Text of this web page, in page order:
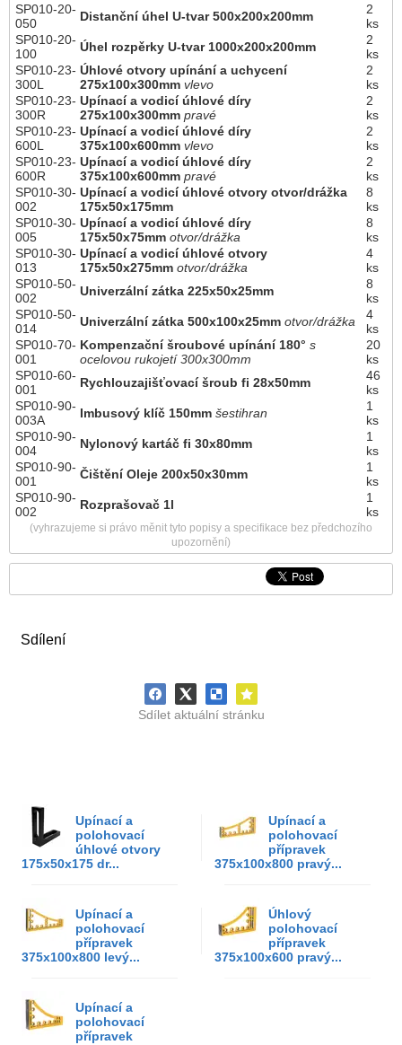
Sdílení
Sdílet aktuální stránku
Upínací a
polohovací
úhlové otvory
175x50x175 dr...
Upínací a
polohovací
přípravek
375x100x800 pravý...
Upínací a
polohovací
přípravek
375x100x800 levý...
Úhlový
polohovací
přípravek
375x100x600 pravý...
Upínací a
polohovací
přípravek
SP010-20-
050
Distanční úhel U-tvar 500x200x200mm
2
ks
SP010-20-
100
Úhel rozpěrky U-tvar 1000x200x200mm
2
ks
SP010-23-
300L
Úhlové otvory upínání a uchycení
275x100x300mm vlevo
2
ks
SP010-23-
300R
Upínací a vodicí úhlové díry
275x100x300mm pravé
2
ks
SP010-23-
600L
Upínací a vodicí úhlové díry
375x100x600mm vlevo
2
ks
SP010-23-
600R
Upínací a vodicí úhlové díry
375x100x600mm pravé
2
ks
SP010-30-
002
Upínací a vodicí úhlové otvory otvor/drážka
175x50x175mm
8
ks
SP010-30-
005
Upínací a vodicí úhlové díry
175x50x75mm otvor/drážka
8
ks
SP010-30-
013
Upínací a vodicí úhlové otvory
175x50x275mm otvor/drážka
4
ks
SP010-50-
002
Univerzální zátka 225x50x25mm
8
ks
SP010-50-
014
Univerzální zátka 500x100x25mm otvor/drážka
4
ks
SP010-70-
001
Kompenzační šroubové upínání 180° s
ocelovou rukojetí 300x300mm
20
ks
SP010-60-
001
Rychlouzajišťovací šroub fi 28x50mm
46
ks
SP010-90-
003A
Imbusový klíč 150mm šestihran
1
ks
SP010-90-
004
Nylonový kartáč fi 30x80mm
1
ks
SP010-90-
001
Čištění Oleje 200x50x30mm
1
ks
SP010-90-
002
Rozprašovač 1l
1
ks
(vyhrazujeme si právo měnit tyto popisy a specifikace bez předchozího
upozornění)